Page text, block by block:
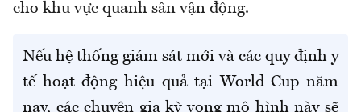
cho khu vực quanh sân vận động.
Nếu hệ thống giám sát mới và các quy định y
tế hoạt động hiệu quả tại World Cup năm
nay, các chuyên gia kỳ vọng mô hình này sẽ